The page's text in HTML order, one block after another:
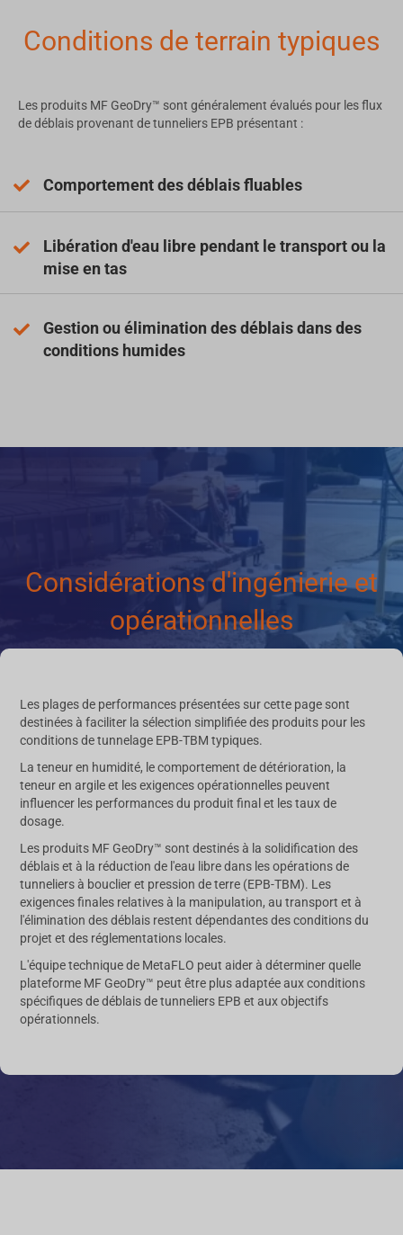
Conditions de terrain typiques
Les produits MF GeoDry™ sont généralement évalués pour les flux
de déblais provenant de tunneliers EPB présentant :
Comportement des déblais fluables
Libération d'eau libre pendant le transport ou la
mise en tas
Gestion ou élimination des déblais dans des
conditions humides
Considérations d'ingénierie et
opérationnelles
Les plages de performances présentées sur cette page sont
destinées à faciliter la sélection simplifiée des produits pour les
conditions de tunnelage EPB-TBM typiques.
La teneur en humidité, le comportement de détérioration, la
teneur en argile et les exigences opérationnelles peuvent
influencer les performances du produit final et les taux de
dosage.
Les produits MF GeoDry™ sont destinés à la solidification des
déblais et à la réduction de l'eau libre dans les opérations de
tunneliers à bouclier et pression de terre (EPB-TBM). Les
exigences finales relatives à la manipulation, au transport et à
l'élimination des déblais restent dépendantes des conditions du
projet et des réglementations locales.
L'équipe technique de MetaFLO peut aider à déterminer quelle
plateforme MF GeoDry™ peut être plus adaptée aux conditions
spécifiques de déblais de tunneliers EPB et aux objectifs
opérationnels.